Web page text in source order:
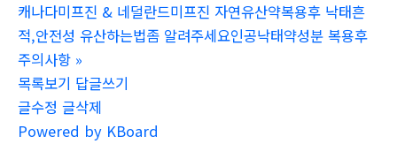
캐나다미프진 & 네덜란드미프진 자연유산약복용후 낙태흔
적,안전성 유산하는법좀 알려주세요인공낙태약성분 복용후
주의사항 »
목록보기 답글쓰기
글수정 글삭제
Powered by KBoard